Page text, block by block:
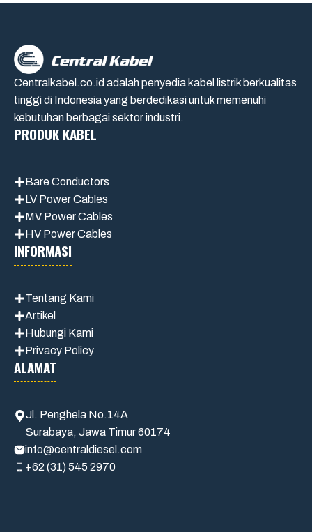
Centralkabel.co.id adalah penyedia kabel listrik berkualitas
tinggi di Indonesia yang berdedikasi untuk memenuhi
kebutuhan berbagai sektor industri.
PRODUK KABEL
Bare Conductors
LV Power Cables
MV Power Cables
HV Power Cables
INFORMASI
Tentang Kami
Artikel
Hubungi Kami
Privacy Policy
ALAMAT
Jl. Penghela No.14A
Surabaya, Jawa Timur 60174
info@centraldiesel.com
+62 (31) 545 2970